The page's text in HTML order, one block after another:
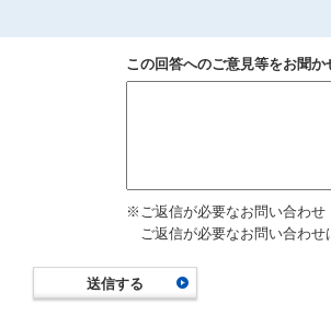
この回答へのご意見等をお聞か
※ご返信が必要なお問い合わせ
ご返信が必要なお問い合わせ